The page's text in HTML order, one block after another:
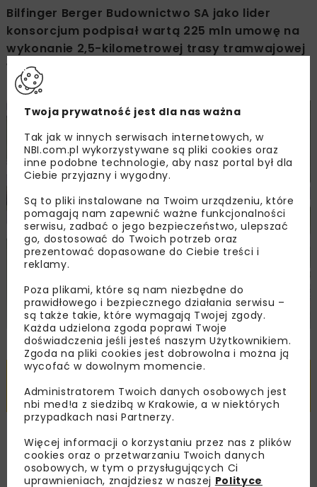
Bilfinger Berger Budownictwo SA jako lider
konsorcjum podpisał wartą 225 mln umowę na
wykonanie 2,5-kilometrowej trasy tramwajowej
w Poznaniu. Będzie ona łączyć os. Lecha
z Franowem.
Pobierz artykuł PDF
AKTYWNĄ PRENUMERATĄ LUB SUBSKRYPCJĄ
Czytelnicy z aktywną
prenumeratą lub
Twoja prywatność jest dla nas ważna
Tak jak w innych serwisach internetowych, w
NBI.com.pl wykorzystywane są pliki cookies oraz
inne podobne technologie, aby nasz portal był dla
Ciebie przyjazny i wygodny.
Są to pliki instalowane na Twoim urządzeniu, które
pomagają nam zapewnić ważne funkcjonalności
serwisu, zadbać o jego bezpieczeństwo, ulepszać
go, dostosować do Twoich potrzeb oraz
prezentować dopasowane do Ciebie treści i
reklamy.
Poza plikami, które są nam niezbędne do
prawidłowego i bezpiecznego działania serwisu –
są także takie, które wymagają Twojej zgody.
Każda udzielona zgoda poprawi Twoje
doświadczenia jeśli jesteś naszym Użytkownikiem.
Zgoda na pliki cookies jest dobrowolna i można ją
wycofać w dowolnym momencie.
Administratorem Twoich danych osobowych jest
nbi med!a z siedzibą w Krakowie, a w niektórych
przypadkach nasi Partnerzy.
Więcej informacji o korzystaniu przez nas z plików
cookies oraz o przetwarzaniu Twoich danych
osobowych, w tym o przysługujących Ci
uprawnieniach, znajdziesz w naszej Polityce